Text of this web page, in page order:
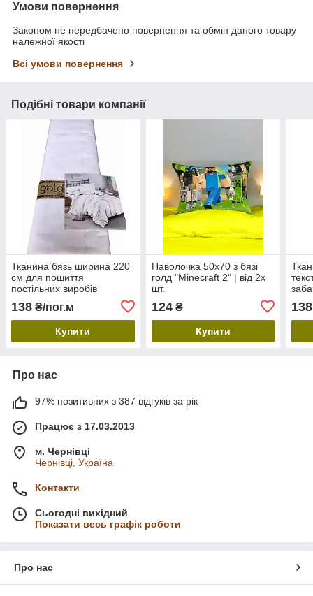
Умови повернення
Законом не передбачено повернення та обмін даного товару
належної якості
Всі умови повернення
Подібні товари компанії
Тканина бязь ширина 220
см для пошиття
постільних виробів
однотонна біла "Чистота"
138 ₴/пог.м
Купити
Наволочка 50х70 з бязі
голд "Minecraft 2" | від 2х
шт.
124₴
Купити
138
Про нас
97% позитивних з 387 відгуків за рік
Працює з 17.03.2013
м. Чернівці
Чернівці, Україна
Контакти
Сьогодні вихідний
Показати весь графік роботи
Про нас